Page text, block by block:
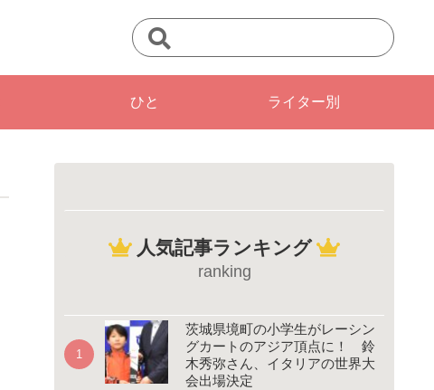
ひと ライター別
人気記事ランキング
ranking
茨城県境町の小学生がレーシン
グカートのアジア頂点に！ 鈴
木秀弥さん、イタリアの世界大
会出場決定